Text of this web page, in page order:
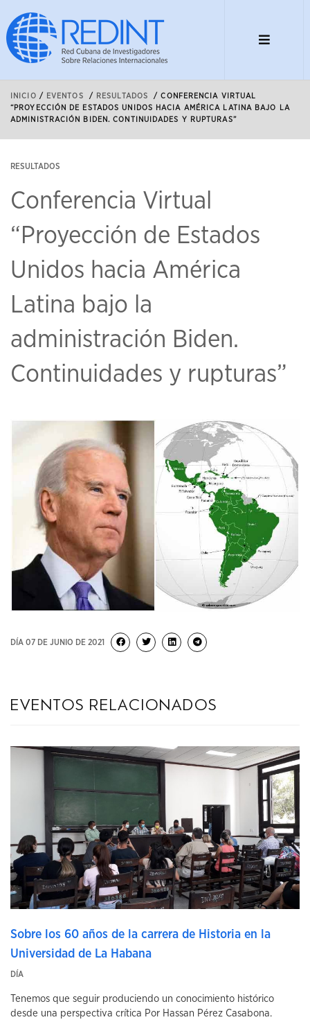
INICIO / EVENTOS / RESULTADOS /CONFERENCIA VIRTUAL
“PROYECCIÓN DE ESTADOS UNIDOS HACIA AMÉRICA LATINA BAJO LA
ADMINISTRACIÓN BIDEN. CONTINUIDADES Y RUPTURAS”
RESULTADOS
Conferencia Virtual
“Proyección de Estados
Unidos hacia América
Latina bajo la
administración Biden.
Continuidades y rupturas”
DÍA 07 DE JUNIO DE 2021
eventos relacionados
Sobre los 60 años de la carrera de Historia en la
Universidad de La Habana
DÍA
Tenemos que seguir produciendo un conocimiento histórico
desde una perspectiva crítica Por Hassan Pérez Casabona.